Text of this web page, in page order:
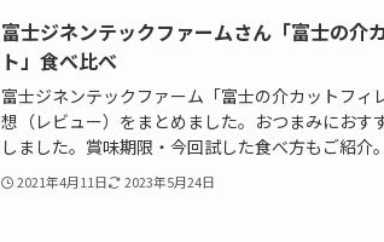
富士ジネンテックファームさん「富士の介
ト」食べ比べ
富士ジネンテックファーム「富士の介カットフィ
想（レビュー）をまとめました。おつまみにおす
しました。賞味期限・今回試した食べ方もご紹介。
2021年4月11日 2023年5月24日